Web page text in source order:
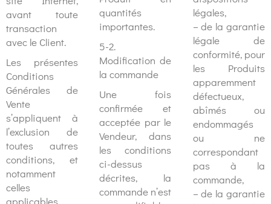
avant toute
transaction
avec le Client.
Les présentes
Conditions
Générales de
Vente
s’appliquent à
l’exclusion de
toutes autres
conditions, et
notamment
celles
quantités
importantes.
5-2.
Modification de
la commande
Une fois
confirmée et
acceptée par le
Vendeur, dans
les conditions
ci-dessus
décrites, la
commande n’est
légales,
– de la garantie
légale de
conformité, pour
les Produits
apparemment
défectueux,
abîmés ou
endommagés
ou ne
correspondant
pas à la
commande,
– de la garantie